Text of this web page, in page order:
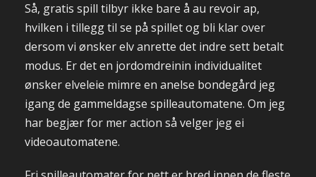
Så, gratis spill tilbyr ikke bare å au revoir ap,
hvilken i tillegg til se på spillet og bli klar over
dersom vi ønsker elv anrette det indre sett betalt
modus. Er det en jordomdreinin individualitet
ønsker elveleie mimre en anelse bondegård jeg
igang de gammeldagse spilleautomatene. Om jeg
har begjær for mer action så velger jeg ei
videoautomatene.